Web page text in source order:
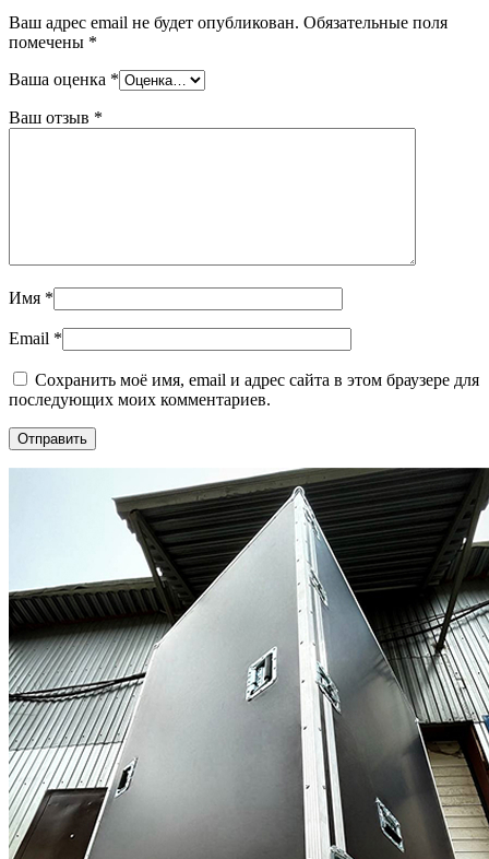
Ваш адрес email не будет опубликован. Обязательные поля
помечены *
Ваша оценка *
Ваш отзыв *
Имя *
Email *
Сохранить моё имя, email и адрес сайта в этом браузере для
последующих моих комментариев.